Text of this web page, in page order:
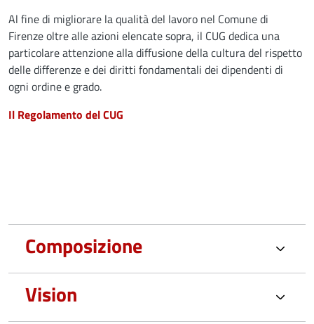
Al fine di migliorare la qualità del lavoro nel Comune di
Firenze oltre alle azioni elencate sopra, il CUG dedica una
particolare attenzione alla diffusione della cultura del rispetto
delle differenze e dei diritti fondamentali dei dipendenti di
ogni ordine e grado.
Il Regolamento del CUG
Composizione
Vision